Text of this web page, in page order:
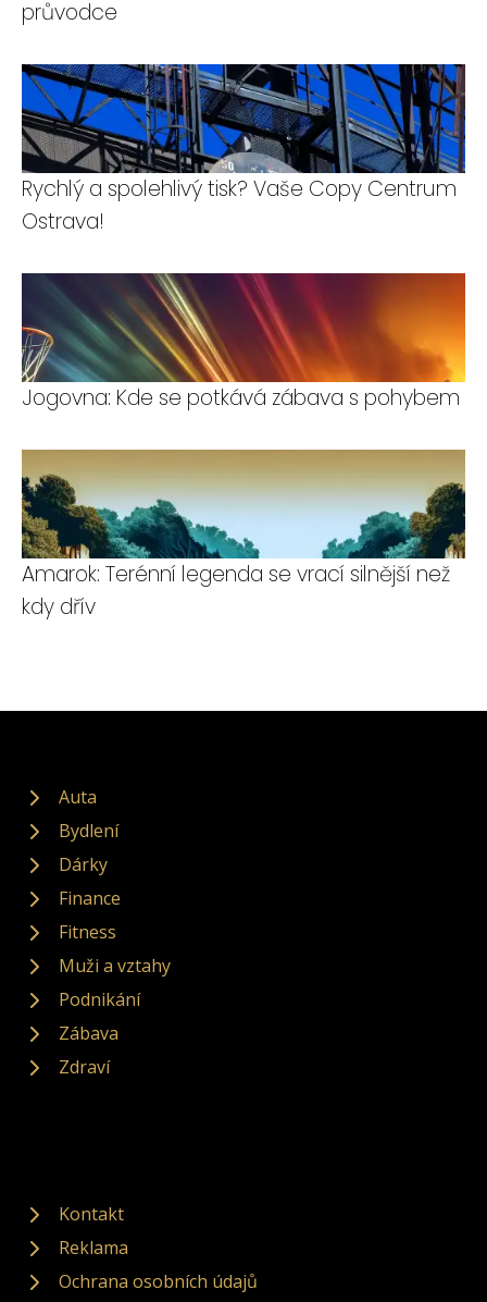
průvodce
Rychlý a spolehlivý tisk? Vaše Copy Centrum
Ostrava!
Jogovna: Kde se potkává zábava s pohybem
Amarok: Terénní legenda se vrací silnější než
kdy dřív
Auta
Bydlení
Dárky
Finance
Fitness
Muži a vztahy
Podnikání
Zábava
Zdraví
Kontakt
Reklama
Ochrana osobních údajů